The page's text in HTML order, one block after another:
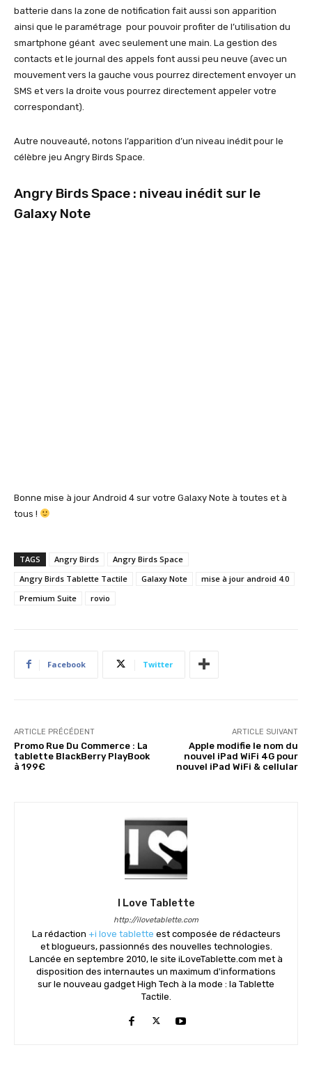
batterie dans la zone de notification fait aussi son apparition
ainsi que le paramétrage pour pouvoir profiter de l’utilisation du
smartphone géant avec seulement une main. La gestion des
contacts et le journal des appels font aussi peu neuve (avec un
mouvement vers la gauche vous pourrez directement envoyer un
SMS et vers la droite vous pourrez directement appeler votre
correspondant).
Autre nouveauté, notons l’apparition d’un niveau inédit pour le
célèbre jeu Angry Birds Space.
Angry Birds Space : niveau inédit sur le
Galaxy Note
Bonne mise à jour Android 4 sur votre Galaxy Note à toutes et à
tous !
TAGS Angry Birds
Angry Birds Space
Angry Birds Tablette Tactile
Galaxy Note
mise à jour android 4.0
Premium Suite
rovio
Facebook Twitter
ARTICLE PRÉCÉDENT
Promo Rue Du Commerce : La
tablette BlackBerry PlayBook
à 199€
ARTICLE SUIVANT
Apple modifie le nom du
nouvel iPad WiFi 4G pour
nouvel iPad WiFi & cellular
I Love Tablette
http://ilovetablette.com
La rédaction +i love tablette est composée de rédacteurs
et blogueurs, passionnés des nouvelles technologies.
Lancée en septembre 2010, le site iLoveTablette.com met à
disposition des internautes un maximum d'informations
sur le nouveau gadget High Tech à la mode : la Tablette
Tactile.